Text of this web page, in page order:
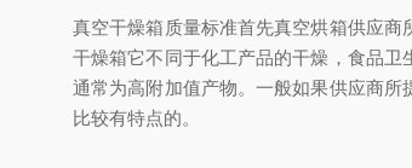
真空干燥箱 质量标准首先真空烘箱供应
干燥箱它不同于化工产品的干燥，食品
通常为高附加值产物。一般如果供应商所
比较有特点的。